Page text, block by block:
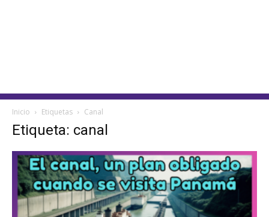
Inicio Etiquetas Canal
Etiqueta: canal